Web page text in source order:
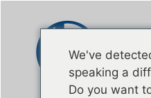
We've
speaking a
Do you want